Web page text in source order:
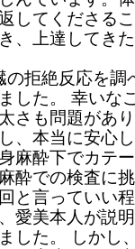
してくださる
、上達してき
の拒絶反応を
した。 幸いな
さも問題があ
、本当に安心
麻酔下でカテ
酔での検査に
と言っていい
愛美本人が説
した。 しかし